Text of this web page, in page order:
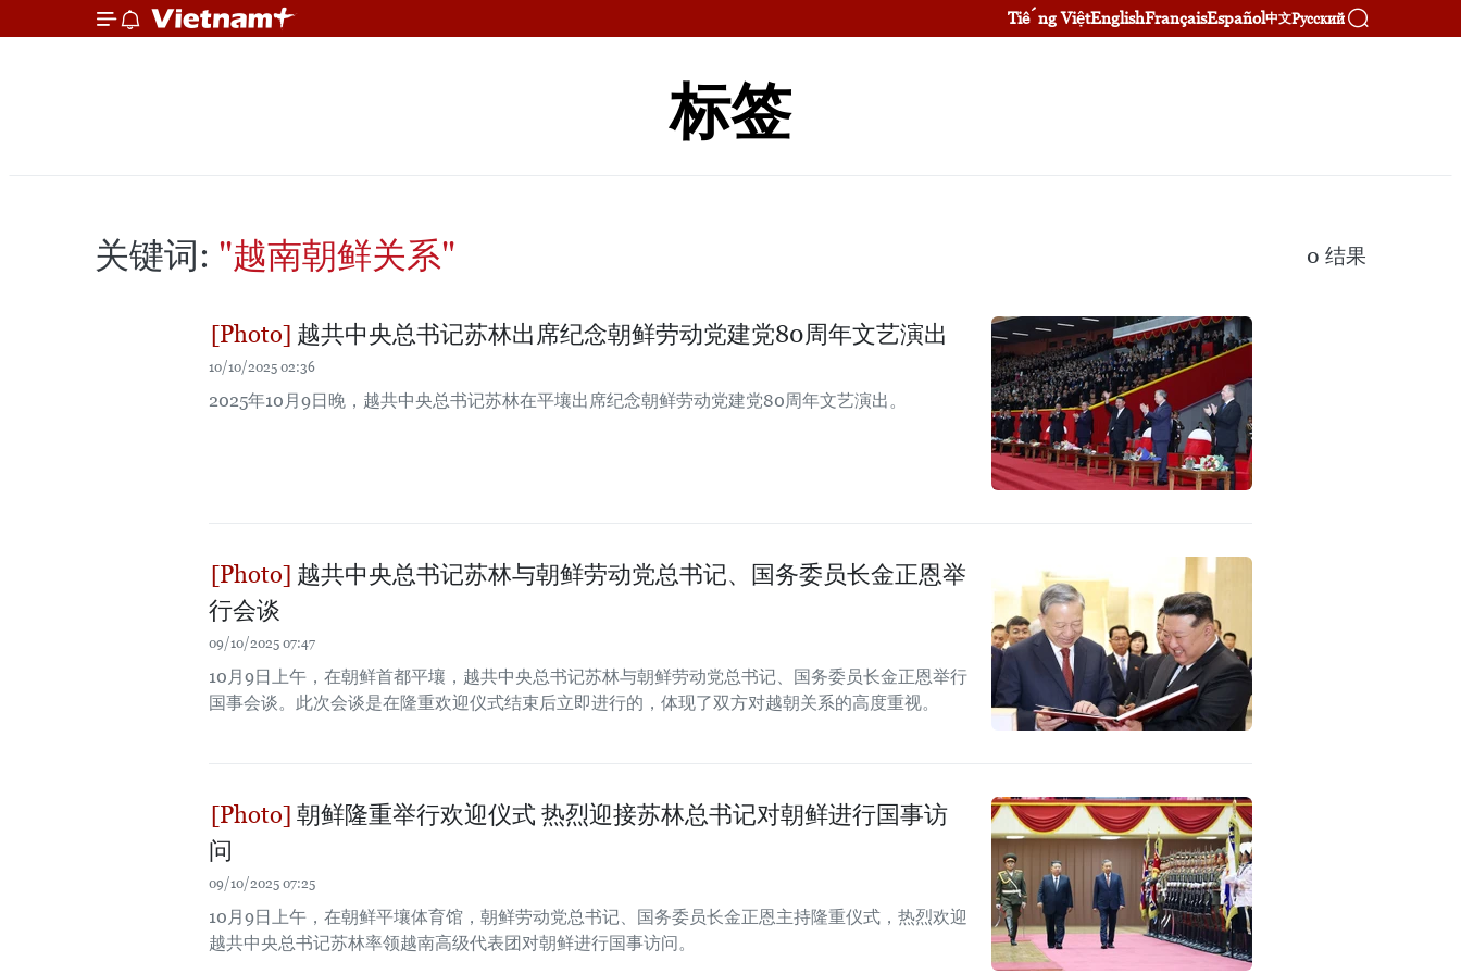
Tiếng ViệtEnglishFrançaisEspañol中文Русский
标签
关键词: "越南朝鲜关系" 0 结果
越共中央总书记苏林出席纪念朝鲜劳动党建党80周年文艺演出
10/10/2025 02:36
2025年10月9日晚，越共中央总书记苏林在平壤出席纪念朝鲜劳动党建党80周年文艺演出。
越共中央总书记苏林与朝鲜劳动党总书记、国务委员长金正恩举
行会谈
09/10/2025 07:47
10月9日上午，在朝鲜首都平壤，越共中央总书记苏林与朝鲜劳动党总书记、国务委员长金正恩举行
国事会谈。此次会谈是在隆重欢迎仪式结束后立即进行的，体现了双方对越朝关系的高度重视。
朝鲜隆重举行欢迎仪式 热烈迎接苏林总书记对朝鲜进行国事访
问
09/10/2025 07:25
10月9日上午，在朝鲜平壤体育馆，朝鲜劳动党总书记、国务委员长金正恩主持隆重仪式，热烈欢迎
越共中央总书记苏林率领越南高级代表团对朝鲜进行国事访问。